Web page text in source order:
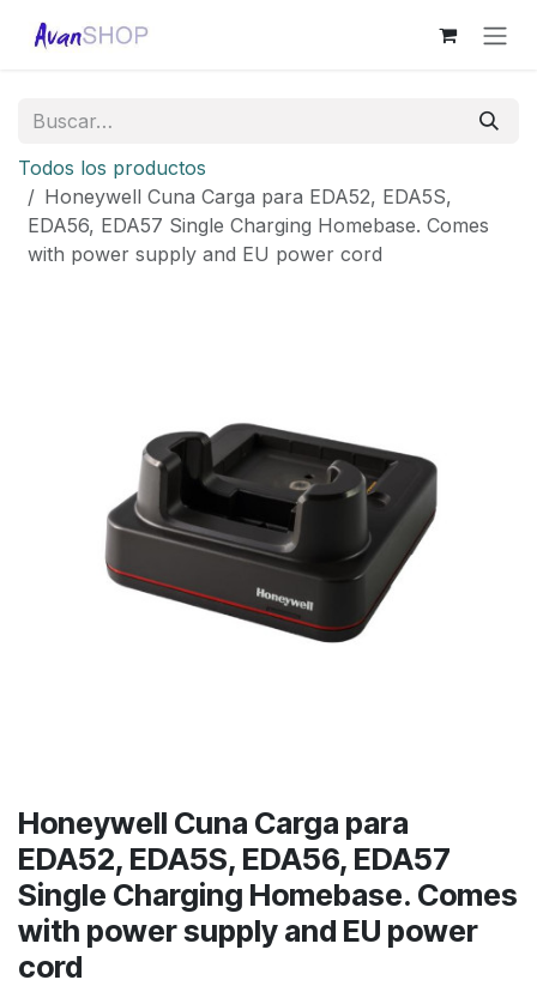
Todos los productos
Honeywell Cuna Carga para EDA52, EDA5S,
EDA56, EDA57 Single Charging Homebase. Comes
with power supply and EU power cord
Honeywell Cuna Carga para
EDA52, EDA5S, EDA56, EDA57
Single Charging Homebase. Comes
with power supply and EU power
cord